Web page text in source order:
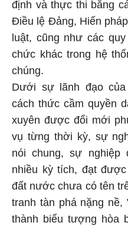
định và thực thi bằng
Điều lệ Đảng, Hiến
luật, cũng như các
chức khác trong hệ
chúng.
Dưới sự lãnh đạo
cách thức cầm quyền
xuyên được đổi mới
vụ từng thời kỳ, sự
nói chung, sự
nhiều kỳ tích, đạt
đất nước chưa có tên
tranh tàn phá nặng
thành biểu tượng hòa